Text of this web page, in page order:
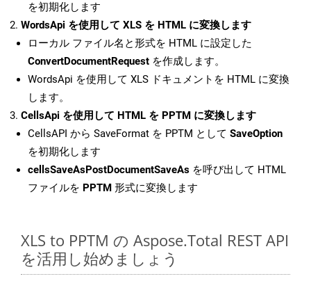
を初期化します
WordsApi を使用して XLS を HTML に変換します
ローカル ファイル名と形式を HTML に設定した
ConvertDocumentRequest を作成します。
WordsApi を使用して XLS ドキュメントを HTML に変換
します。
CellsApi を使用して HTML を PPTM に変換します
CellsAPI から SaveFormat を PPTM として SaveOption
を初期化します
cellsSaveAsPostDocumentSaveAs を呼び出して HTML
ファイルを PPTM 形式に変換します
XLS to PPTM の Aspose.Total REST API
を活用し始めましょう